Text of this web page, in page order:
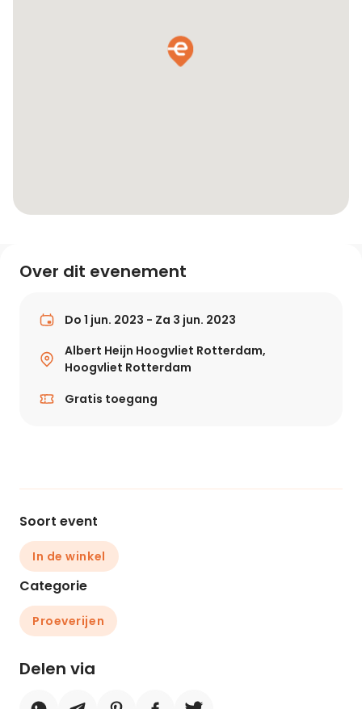
Over dit evenement
Do 1 jun. 2023 - Za 3 jun. 2023
Albert Heijn Hoogvliet Rotterdam,
Hoogvliet Rotterdam
Gratis toegang
Soort event
In de winkel
Categorie
Proeverijen
Delen via